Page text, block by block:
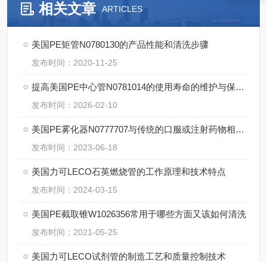
相关文章 ARTICLES
美国PE矩管N0780130的产品性能和清洗步骤
发布时间：2020-11-25
提高美国PE中心管N0781014的使用寿命的维护与保养建议
发布时间：2026-02-10
美国PE雾化器N0777707与传统的口服或注射药物相比有哪些优点？
发布时间：2023-06-18
美国力可LECO石英燃烧管的工作原理和技术特点
发布时间：2024-03-15
美国PE截取锥W1026356常用于哪些方面又该如何清洗
发布时间：2021-05-25
美国力可LECO试剂管的制造工艺和质量控制技术